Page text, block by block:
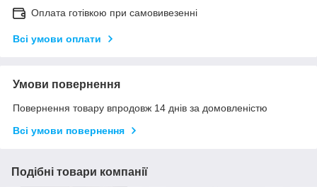
Оплата готівкою при самовивезенні
Всі умови оплати
Умови повернення
Повернення товару впродовж 14 днів за домовленістю
Всі умови повернення
Подібні товари компанії